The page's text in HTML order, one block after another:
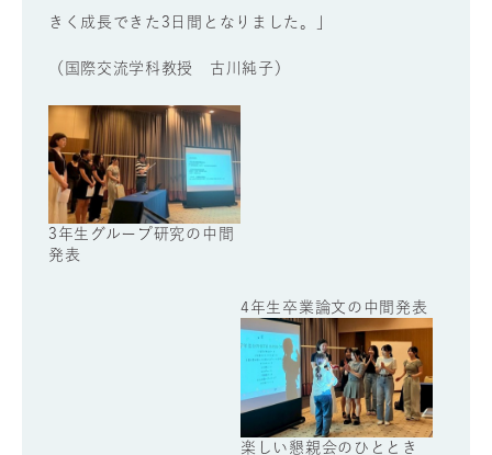
きく成長できた3日間となりました。」
（国際交流学科教授 古川純子）
3年生グループ研究の中間
発表
楽しい懇親会のひととき